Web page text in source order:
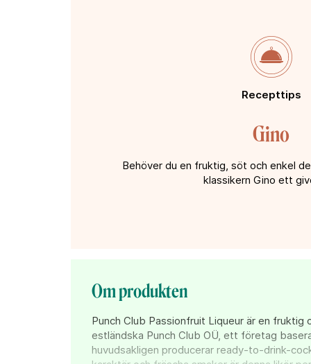
Recepttips
Gino
Behöver du en fruktig, söt och enkel
klassikern Gino ett
Om produkten
Punch Club Passionfruit Liqueur är en fruktig
estländska Punch Club OÜ, ett företag
huvudsakligen producerar ready-to-drink-